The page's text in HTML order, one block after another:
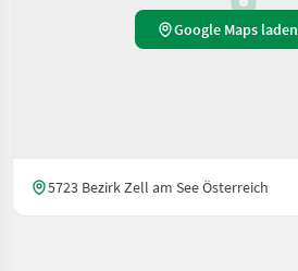
Google Maps laden
5723 Bezirk Zell am See Österreich